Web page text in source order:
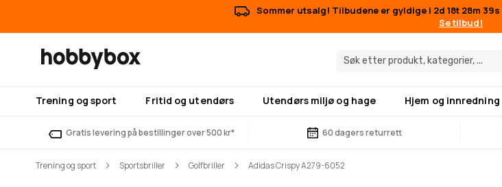
Sommer utsalg! Tilbudene er gyldige i 2d 18t 28m 39s
Se tilbud!
Trening og sport Fritid og utendørs Utendørs miljø og hage Hjem og innredning
Gratis levering på bestillinger over 500 kr* 60 dagers returrett
Trening og sport Sportsbriller Golfbriller Adidas Crispy A279-6052